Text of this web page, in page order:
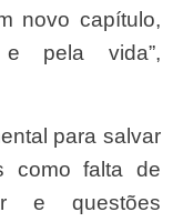
novo capítulo,
e pela vida”,
como falta de
e questões